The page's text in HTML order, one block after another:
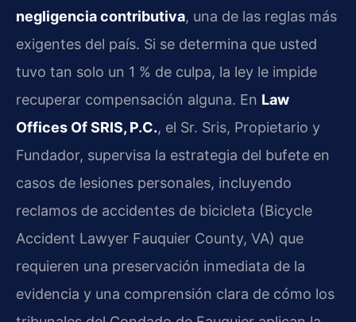
negligencia contributiva, una de las reglas más
exigentes del país. Si se determina que usted
tuvo tan solo un 1 % de culpa, la ley le impide
recuperar compensación alguna. En Law
Offices Of SRIS, P.C., el Sr. Sris, Propietario y
Fundador, supervisa la estrategia del bufete en
casos de lesiones personales, incluyendo
reclamos de accidentes de bicicleta (Bicycle
Accident Lawyer Fauquier County, VA) que
requieren una preservación inmediata de la
evidencia y una comprensión clara de cómo los